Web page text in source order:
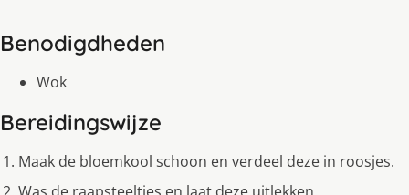
Benodigdheden
Wok
Bereidingswijze
Maak de bloemkool schoon en verdeel deze in roosjes.